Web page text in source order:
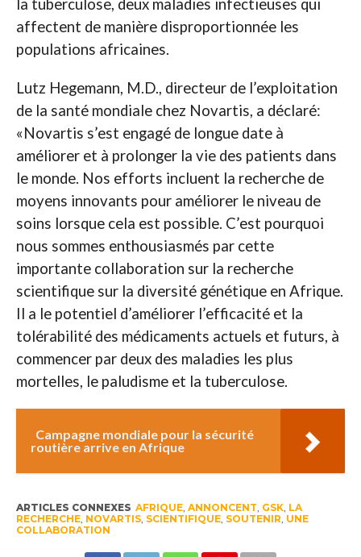
la tuberculose, deux maladies infectieuses qui
affectent de manière disproportionnée les
populations africaines.
Lutz Hegemann, M.D., directeur de l’exploitation
de la santé mondiale chez Novartis, a déclaré:
«Novartis s’est engagé de longue date à
améliorer et à prolonger la vie des patients dans
le monde. Nos efforts incluent la recherche de
moyens innovants pour améliorer le niveau de
soins lorsque cela est possible. C’est pourquoi
nous sommes enthousiasmés par cette
importante collaboration sur la recherche
scientifique sur la diversité génétique en Afrique.
Il a le potentiel d’améliorer l’efficacité et la
tolérabilité des médicaments actuels et futurs, à
commencer par deux des maladies les plus
mortelles, le paludisme et la tuberculose.
Campagne mondiale pour la sécurité
routière arrive en Afrique
ARTICLES CONNEXES AFRIQUE, ANNONCENT GSK, LA
RECHERCHE, NOVARTIS, SCIENTIFIQUE, SOUTENIR UNE
COLLABORATION